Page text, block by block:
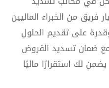
فريق من الخبراء الماليين
على تقديم الحلول
مع ضمان تسديد القروض
لك استقرارًا ماليًا